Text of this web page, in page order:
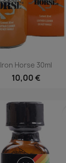
Iron Horse 30ml
10,00 €